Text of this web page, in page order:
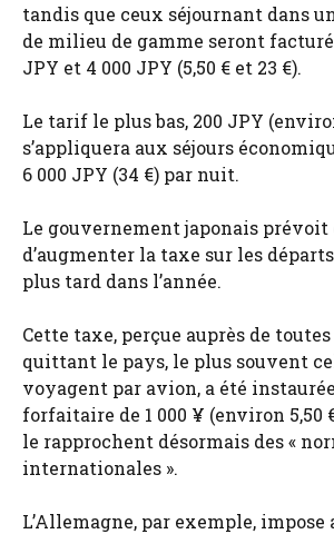
tandis que ceux séjournant dans
de milieu de gamme seront
JPY et 4 000 JPY (5,50 € et 23 €).
Le tarif le plus bas, 200 JPY
s’appliquera aux séjours
6 000 JPY (34 €) par nuit.
Le gouvernement japonais prévoit
d’augmenter la taxe sur les
plus tard dans l’année.
Cette taxe, perçue auprès de
quittant le pays, le plus souvent
voyagent par avion, a été
forfaitaire de 1 000 ¥ (environ 5,50
le rapprochent désormais des «
internationales ».
L’Allemagne, par exemple, impose